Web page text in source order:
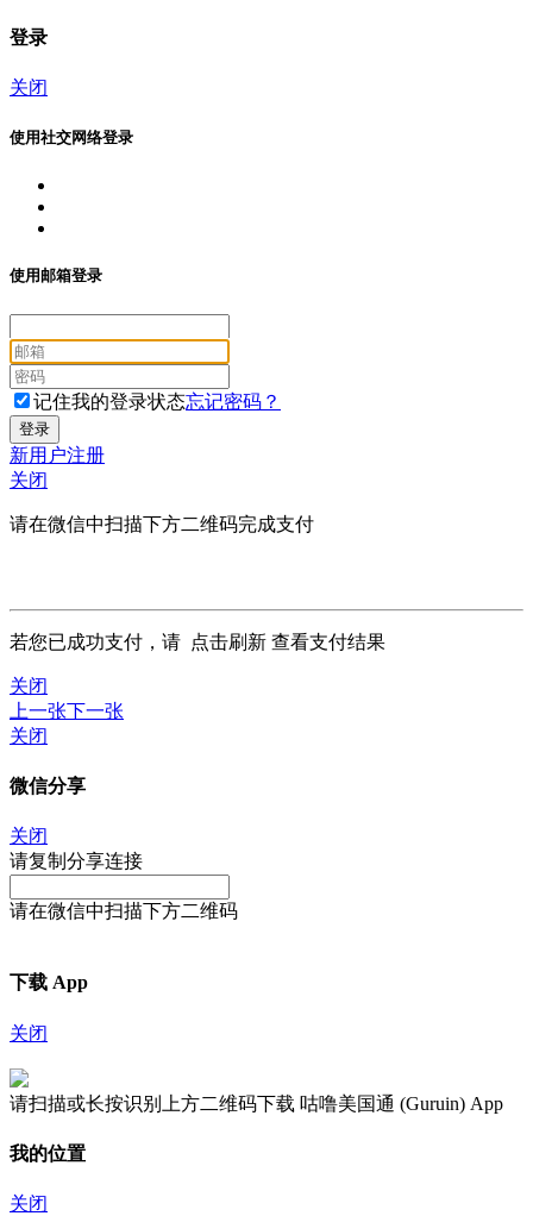
登录
关闭
使用社交网络登录
使用邮箱登录
记住我的登录状态忘记密码？
新用户注册
关闭
请在微信中扫描下方二维码完成支付
若您已成功支付，请 点击刷新 查看支付结果
关闭
上一张下一张
关闭
微信分享
关闭
请复制分享连接
请在微信中扫描下方二维码
下载 App
关闭
请扫描或长按识别上方二维码下载 咕噜美国通 (Guruin) App
我的位置
关闭